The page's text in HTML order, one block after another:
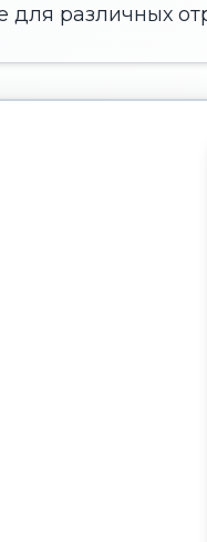
различных